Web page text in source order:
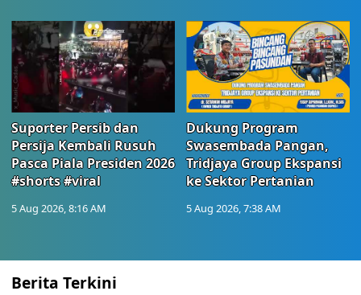
Suporter Persib dan
Persija Kembali Rusuh
Pasca Piala Presiden 2026
#shorts #viral
5 Aug 2026, 8:16 AM
Dukung Program
Swasembada Pangan,
Tridjaya Group Ekspansi
ke Sektor Pertanian
5 Aug 2026, 7:38 AM
Berita Terkini